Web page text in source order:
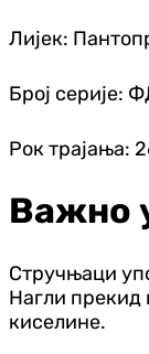
Лијек:
Број серије:
Рок трајања:
Важно
Стручњаци
Нагли прекид
киселине.